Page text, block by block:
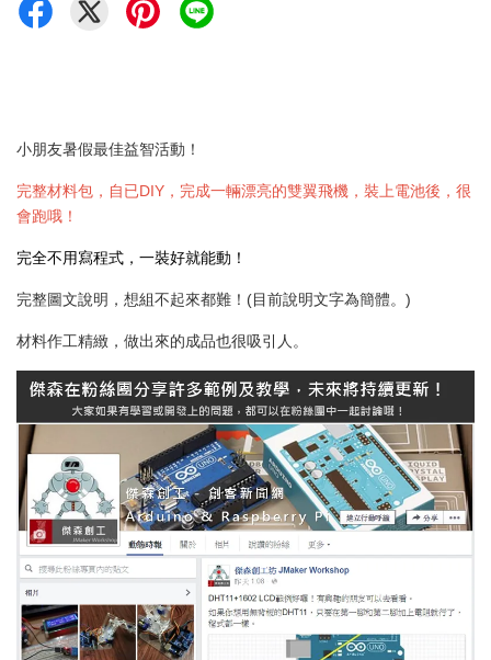
小朋友暑假最佳益智活動！
完整材料包，自已DIY，完成一輛漂亮的雙翼飛機，裝上電池後，很
會跑哦！
完全不用寫程式，一裝好就能動！
完整圖文說明，想組不起來都難！(目前說明文字為簡體。)
材料作工精緻，做出來的成品也很吸引人。